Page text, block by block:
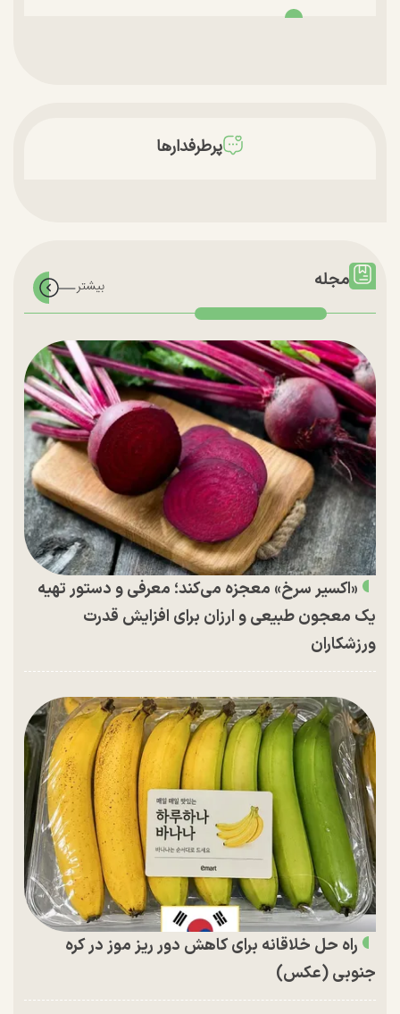
پرطرفدارها
مجله
«اکسیر سرخ» معجزه می‌کند؛ معرفی و دستور تهیه
یک معجون طبیعی و ارزان برای افزایش قدرت
ورزشکاران
راه حل خلاقانه برای کاهش دور ریز موز در کره
جنوبی (عکس)